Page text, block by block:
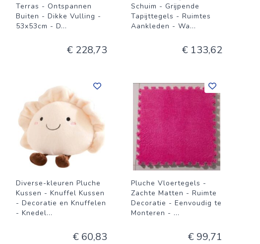
Terras - Ontspannen
Buiten - Dikke Vulling -
53x53cm - D...
€ 228,73
Schuim - Grijpende
Tapijttegels - Ruimtes
Aankleden - Wa...
€ 133,62
Diverse-kleuren Pluche
Kussen - Knuffel Kussen
- Decoratie en Knuffelen
- Knedel...
€ 60,83
Pluche Vloertegels -
Zachte Matten - Ruimte
Decoratie - Eenvoudig te
Monteren - ...
€ 99,71